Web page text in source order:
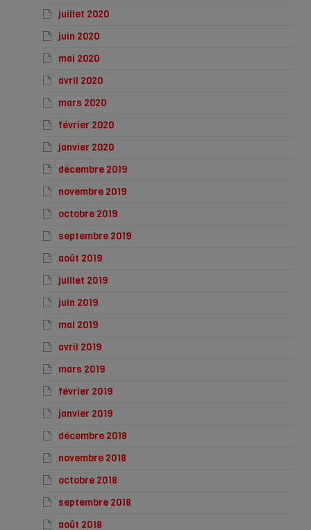
juillet 2020
juin 2020
mai 2020
avril 2020
mars 2020
février 2020
janvier 2020
décembre 2019
novembre 2019
octobre 2019
septembre 2019
août 2019
juillet 2019
juin 2019
mai 2019
avril 2019
mars 2019
février 2019
janvier 2019
décembre 2018
novembre 2018
octobre 2018
septembre 2018
août 2018